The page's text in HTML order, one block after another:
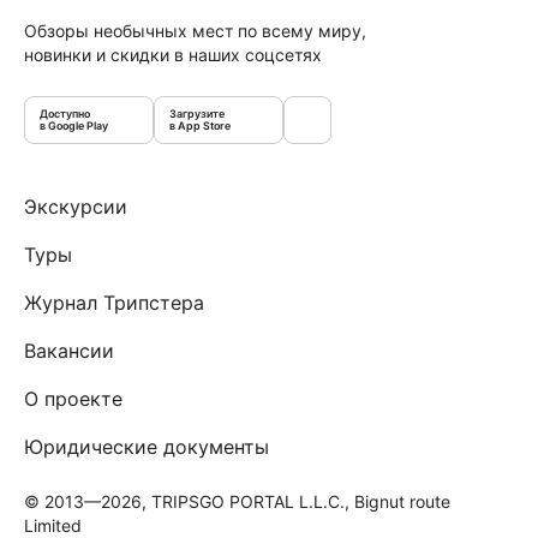
Обзоры необычных мест по всему миру,
новинки и скидки в наших соцсетях
Доступно
в Google Play
Загрузите
в App Store
Экскурсии
Туры
Журнал Трипстера
Вакансии
О проекте
Юридические документы
© 2013—2026, TRIPSGO PORTAL L.L.C., Bignut route
Limited